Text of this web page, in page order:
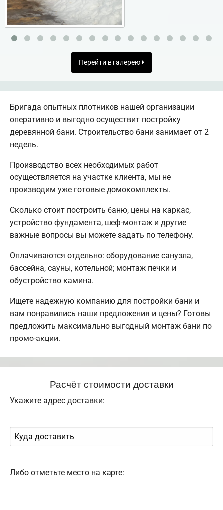
Перейти в галерею
Бригада опытных плотников нашей организации
оперативно и выгодно осуществит постройку
деревянной бани. Строительство бани занимает от 2
недель.
Производство всех необходимых работ
осуществляется на участке клиента, мы не
производим уже готовые домокомплекты.
Сколько стоит построить баню, цены на каркас,
устройство фундамента, шеф-монтаж и другие
важные вопросы вы можете задать по телефону.
Оплачиваются отдельно: оборудование санузла,
бассейна, сауны, котельной; монтаж печки и
обустройство камина.
Ищете надежную компанию для постройки бани и
вам понравились наши предложения и цены? Готовы
предложить максимально выгодный монтаж бани по
промо-акции.
Расчёт стоимости доставки
Укажите адрес доставки:
Либо отметьте место на карте: